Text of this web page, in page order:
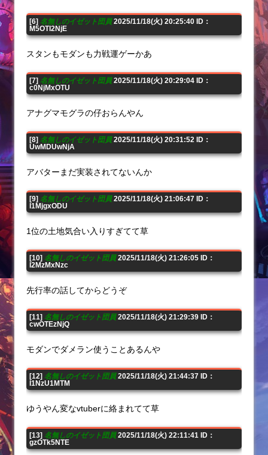
[6] 名無しのイゼット団員2025/11/18(火) 20:25:40 ID：
M5OTI2NjE
スタンもモダンも力戦運ゲーかあ
[7] 名無しのイゼット団員2025/11/18(火) 20:29:04 ID：
c0NjMxOTU
アナグマモグラの仔おらんやん
[8] 名無しのイゼット団員2025/11/18(火) 20:31:52 ID：
UwMDUwNjA
アバターまだ実装されてないんか
[9] 名無しのイゼット団員2025/11/18(火) 21:06:47 ID：
I1MjgxODU
1位の土地気合い入りすぎてて草
[10] 名無しのイゼット団員2025/11/18(火) 21:26:05 ID：
I2MzMxNzc
先行率の話してからどうぞ
[11] 名無しのイゼット団員2025/11/18(火) 21:29:39 ID：
cwOTEzNjQ
モダンでダメラン使うことあるんや
[12] 名無しのイゼット団員2025/11/18(火) 21:44:37 ID：
I1NzU1MTM
ゆうやん変なvtuberに絡まれてて草
[13] 名無しのイゼット団員2025/11/18(火) 22:11:41 ID：
gzOTk5NTE